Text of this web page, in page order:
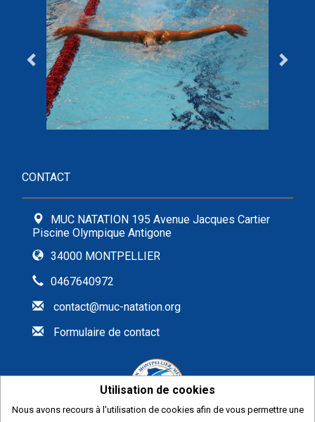
CONTACT
MUC NATATION 195 Avenue Jacques Cartier
Piscine Olympique Antigone
34000 MONTPELLIER
0467640972
contact@muc-natation.org
Formulaire de contact
Utilisation de cookies
Nous avons recours à l'utilisation de cookies afin de vous permettre une